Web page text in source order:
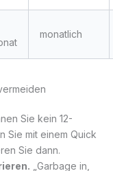
monatlich
Sie kein 12-
Sie mit einem Quick
Sie dann.
„Garbage in,